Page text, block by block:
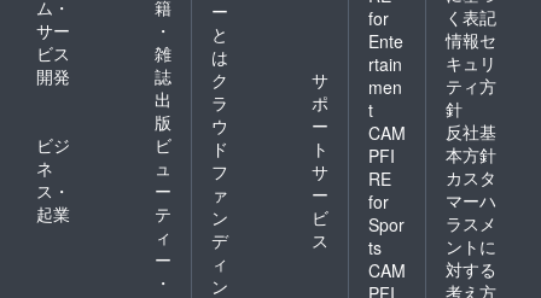
ム・
サー
ビス
開発
籍
・
雑
誌
出
版
ビジ
ネ
ス・
起業
ビ
ュ
ー
テ
ィ
ー
・
ー
と
は
ク
ラ
ウ
ド
フ
ァ
ン
デ
ィ
ン
サ
ポ
ー
ト
サ
ー
ビ
ス
for
Ente
rtain
men
t
CAM
PFI
RE
for
Spor
ts
CAM
く表記
情報セ
キュリ
ティ方
針
反社基
本方針
カスタ
マーハ
ラスメ
ントに
対する
考え方